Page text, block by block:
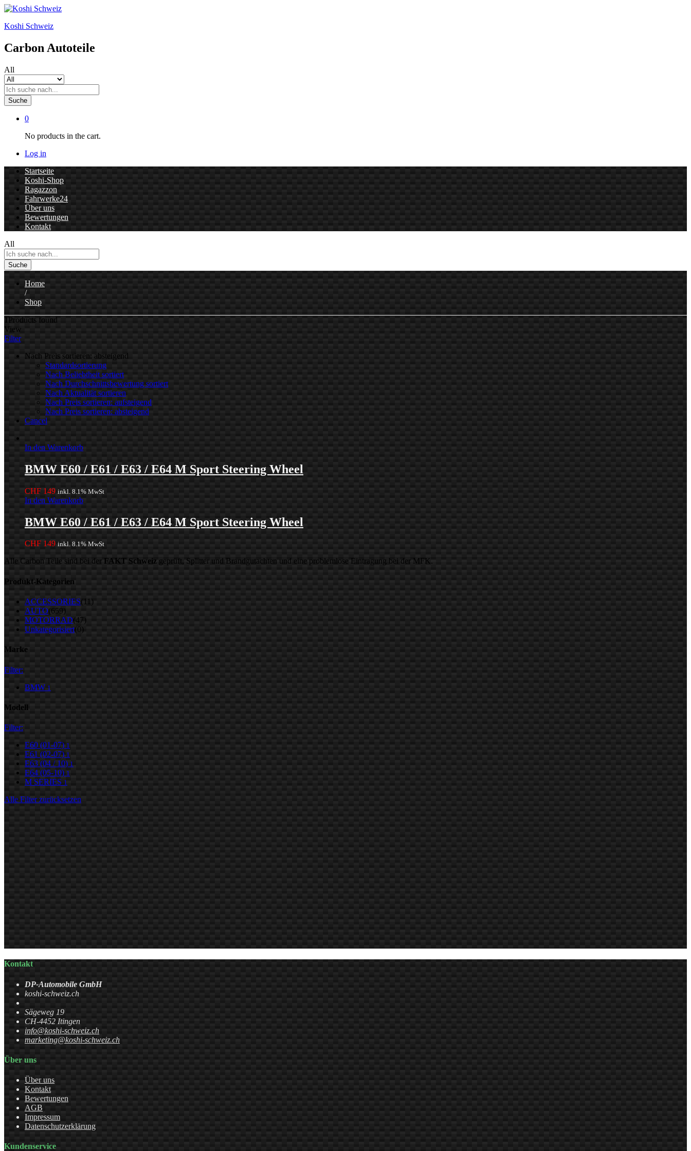
Koshi Schweiz
Carbon Autoteile
All
Suche
0
No products in the cart.
Log in
Startseite
Koshi-Shop
Ragazzon
Fahrwerke24
Über uns
Bewertungen
Kontakt
All
Suche
Home
/
Shop
1 Products found
View
Filter
Nach Preis sortieren: absteigend
Standardsortierung
Nach Beliebtheit sortiert
Nach Durchschnittsbewertung sortiert
Nach Aktualität sortieren
Nach Preis sortieren: aufsteigend
Nach Preis sortieren: absteigend
Cancel
In den Warenkorb
BMW E60 / E61 / E63 / E64 M Sport Steering Wheel
CHF 149 inkl. 8.1% MwSt
In den Warenkorb
BMW E60 / E61 / E63 / E64 M Sport Steering Wheel
CHF 149 inkl. 8.1% MwSt
Alle Carbon Teile sind bei der FAKT Schweiz geprüft, Splitter und Brandgutachten und eine problemlose Eintragung bei der MFK.
Produkt-Kategorien
ACCESSORIES(11)
AUTO(659)
MOTORRAD(47)
Unkategorisiert(0)
Marke
Filter:
BMW 1
Modell
Filter:
E60 (01-07) 1
E61 (02-07) 1
E63 (04 / 10) 1
E64 (05-10) 1
M SERIES 1
Alle Filter zurücksetzen
Kontakt
DP-Automobile GmbH
koshi-schweiz.ch
Sägeweg 19
CH-4452 Itingen
info@koshi-schweiz.ch
marketing@koshi-schweiz.ch
Über uns
Über uns
Kontakt
Bewertungen
AGB
Impressum
Datenschutzerklärung
Kundenservice